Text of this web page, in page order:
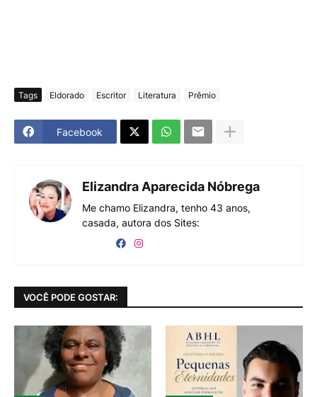
Tags Eldorado Escritor Literatura Prêmio
Facebook
Elizandra Aparecida Nóbrega
Me chamo Elizandra, tenho 43 anos,
casada, autora dos Sites:
VOCÊ PODE GOSTAR: